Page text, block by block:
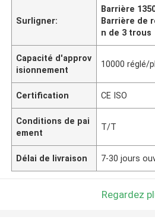
Surligner:
Barrière
Barrière de
n de 3 trous
Capacité d'approv
isionnement
10000 réglé/
Certification CE ISO
Conditions de pai
ement
T/T
Délai de livraison 7-30 jours
Regardez